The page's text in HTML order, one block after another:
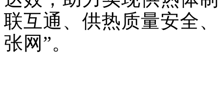
联互通、供热质量安全
张网”。